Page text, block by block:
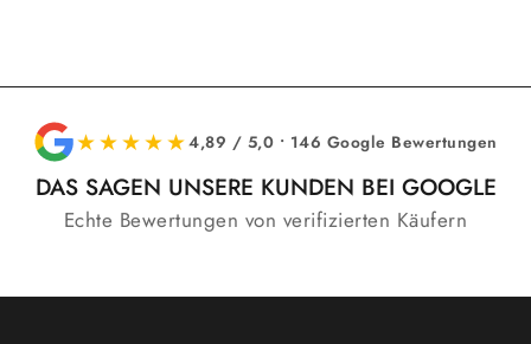
★★★★★4,89 / 5,0 • 146 Google Bewertungen
DAS SAGEN UNSERE KUNDEN BEI GOOGLE
Echte Bewertungen von verifizierten Käufern